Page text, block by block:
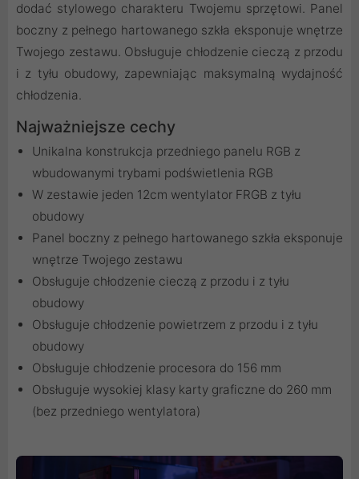
dodać stylowego charakteru Twojemu sprzętowi. Panel
boczny z pełnego hartowanego szkła eksponuje wnętrze
Twojego zestawu. Obsługuje chłodzenie cieczą z przodu
i z tyłu obudowy, zapewniając maksymalną wydajność
chłodzenia.
Najważniejsze cechy
Unikalna konstrukcja przedniego panelu RGB z
wbudowanymi trybami podświetlenia RGB
W zestawie jeden 12cm wentylator FRGB z tyłu
obudowy
Panel boczny z pełnego hartowanego szkła eksponuje
wnętrze Twojego zestawu
Obsługuje chłodzenie cieczą z przodu i z tyłu
obudowy
Obsługuje chłodzenie powietrzem z przodu i z tyłu
obudowy
Obsługuje chłodzenie procesora do 156 mm
Obsługuje wysokiej klasy karty graficzne do 260 mm
(bez przedniego wentylatora)